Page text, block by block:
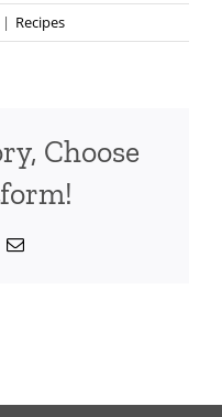
| Recipes
Choose
Email